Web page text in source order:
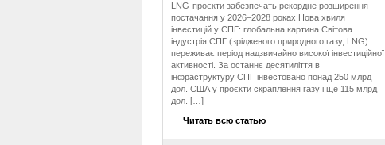
LNG-проєкти забезпечать рекордне розширення
постачання у 2026–2028 роках Нова хвиля
інвестицій у СПГ: глобальна картина Світова
індустрія СПГ (зрідженого природного газу, LNG)
переживає період надзвичайно високої інвестиційної
активності. За останнє десятиліття в
інфраструктуру СПГ інвестовано понад 250 млрд
дол. США у проєкти скраплення газу і ще 115 млрд
дол. […]
Читать всю статью